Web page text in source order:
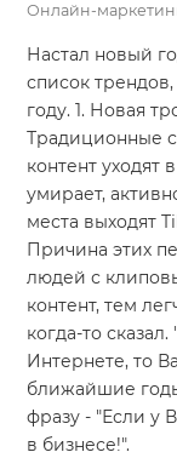
Онлайн-
Настал новый
список
году. 1. Новая
Традиционные
контент уходят
умирает,
места выходят
Причина этих
людей с
контент, тем
когда-то
Интернете, то
ближайшие
фразу - "Если у
в бизнесе!".